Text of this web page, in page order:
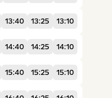
13:10
13:25
13:40
14:10
14:25
14:40
15:10
15:25
15:40